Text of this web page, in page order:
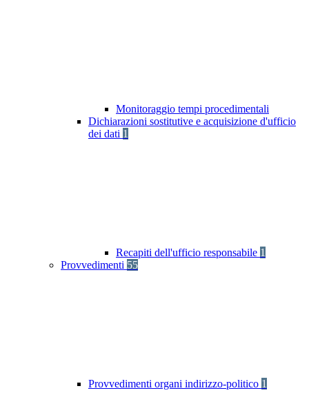
Monitoraggio tempi procedimentali
Dichiarazioni sostitutive e acquisizione d'ufficio
dei dati 1
Recapiti dell'ufficio responsabile 1
Provvedimenti 55
Provvedimenti organi indirizzo-politico 1